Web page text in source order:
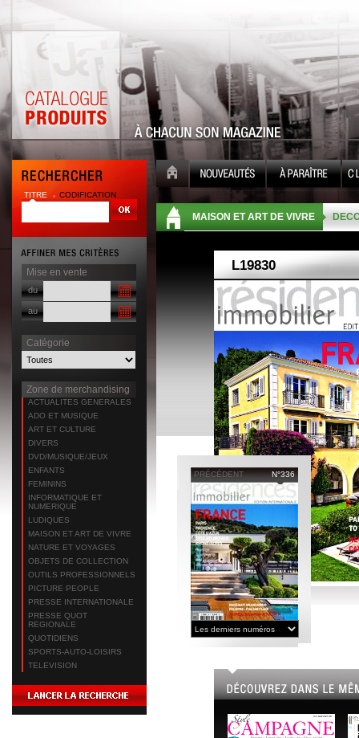
TITRE CODIFICATION
Mise en vente
du
au
Catégorie
Zone de merchandising
ACTUALITES GENERALES
ADO ET MUSIQUE
ART ET CULTURE
DIVERS
DVD/MUSIQUE/JEUX
ENFANTS
FEMININS
INFORMATIQUE ET
NUMERIQUE
LUDIQUES
MAISON ET ART DE VIVRE
NATURE ET VOYAGES
OBJETS DE COLLECTION
OUTILS PROFESSIONNELS
PICTURE PEOPLE
PRESSE INTERNATIONALE
PRESSE QUOT
REGIONALE
QUOTIDIENS
SPORTS-AUTO-LOISIRS
TELEVISION
MAISON ET ART DE VIVRE
PRÉCÉDENT N°336